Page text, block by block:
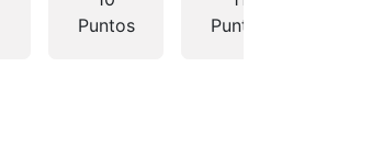
Puntos
Puntos